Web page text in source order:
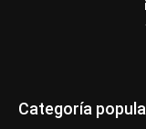
Categoría